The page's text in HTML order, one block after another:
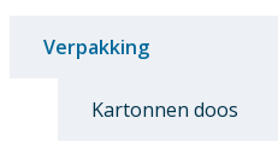
Verpakking
Kartonnen doos